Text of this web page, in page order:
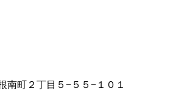
南町２丁目５−５５−１０１